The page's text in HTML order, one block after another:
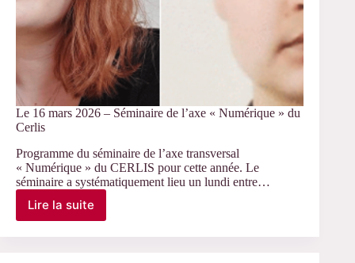
Le 16 mars 2026 – Séminaire de l’axe « Numérique » du
Cerlis
Programme du séminaire de l’axe transversal
« Numérique » du CERLIS pour cette année. Le
séminaire a systématiquement lieu un lundi entre…
Lire la suite
Le